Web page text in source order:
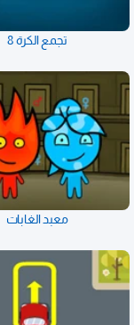
تجمع الكرة 8
معبد الغابات